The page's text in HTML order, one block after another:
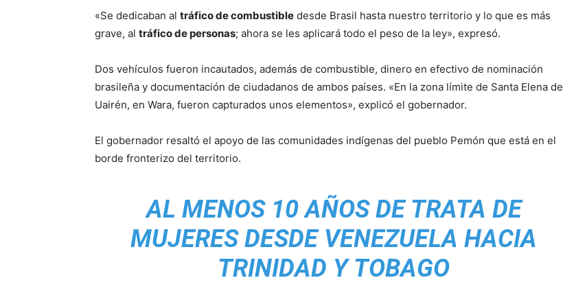
«Se dedicaban al tráfico de combustible desde Brasil hasta nuestro territorio y lo que es más
grave, al tráfico de personas; ahora se les aplicará todo el peso de la ley», expresó.
Dos vehículos fueron incautados, además de combustible, dinero en efectivo de nominación
brasileña y documentación de ciudadanos de ambos países. «En la zona límite de Santa Elena de
Uairén, en Wara, fueron capturados unos elementos», explicó el gobernador.
El gobernador resaltó el apoyo de las comunidades indígenas del pueblo Pemón que está en el
borde fronterizo del territorio.
AL MENOS 10 AÑOS DE TRATA DE
MUJERES DESDE VENEZUELA HACIA
TRINIDAD Y TOBAGO